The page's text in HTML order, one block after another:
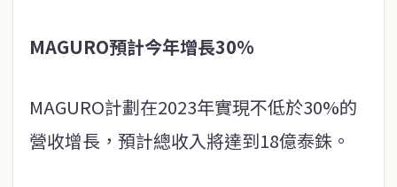
MAGURO預計今年增長30%
MAGURO計劃在2023年實現不低於30%的
營收增長，預計總收入將達到18億泰銖。